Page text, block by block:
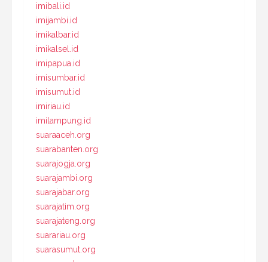
imibali.id
imijambi.id
imikalbar.id
imikalsel.id
imipapua.id
imisumbar.id
imisumut.id
imiriau.id
imilampung.id
suaraaceh.org
suarabanten.org
suarajogja.org
suarajambi.org
suarajabar.org
suarajatim.org
suarajateng.org
suarariau.org
suarasumut.org